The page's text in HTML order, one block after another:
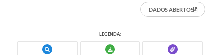
DADOS ABERTOS
LEGENDA: